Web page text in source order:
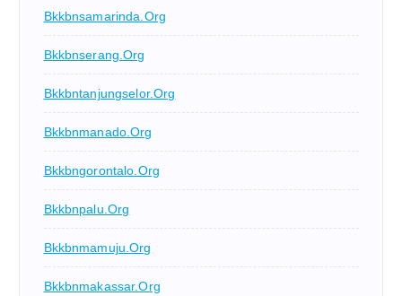
Bkkbnsamarinda.org
Bkkbnserang.org
Bkkbntanjungselor.org
Bkkbnmanado.org
Bkkbngorontalo.org
Bkkbnpalu.org
Bkkbnmamuju.org
Bkkbnmakassar.org